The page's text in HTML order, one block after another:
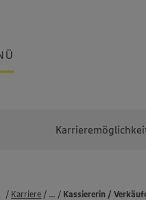
Karriere Stellenbörse
Kassiererin /
...